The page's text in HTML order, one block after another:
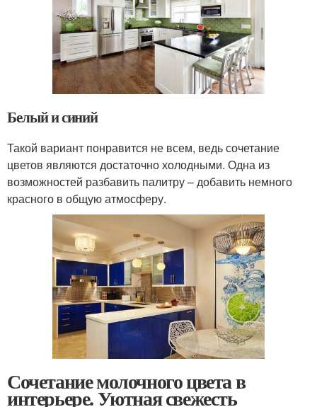
Белый и синий
Такой вариант понравится не всем, ведь сочетание
цветов являются достаточно холодными. Одна из
возможностей разбавить палитру – добавить немного
красного в общую атмосферу.
Сочетание молочного цвета в
интерьере. Уютная свежесть